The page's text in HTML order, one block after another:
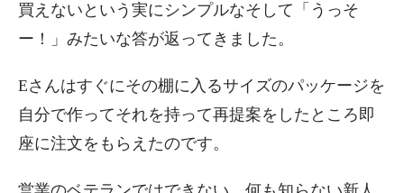
買えないという実にシンプルなそして「うっそ
ー！」みたいな答が返ってきました。
Eさんはすぐにその棚に入るサイズのパッケージを
自分で作ってそれを持って再提案をしたところ即
座に注文をもらえたのです。